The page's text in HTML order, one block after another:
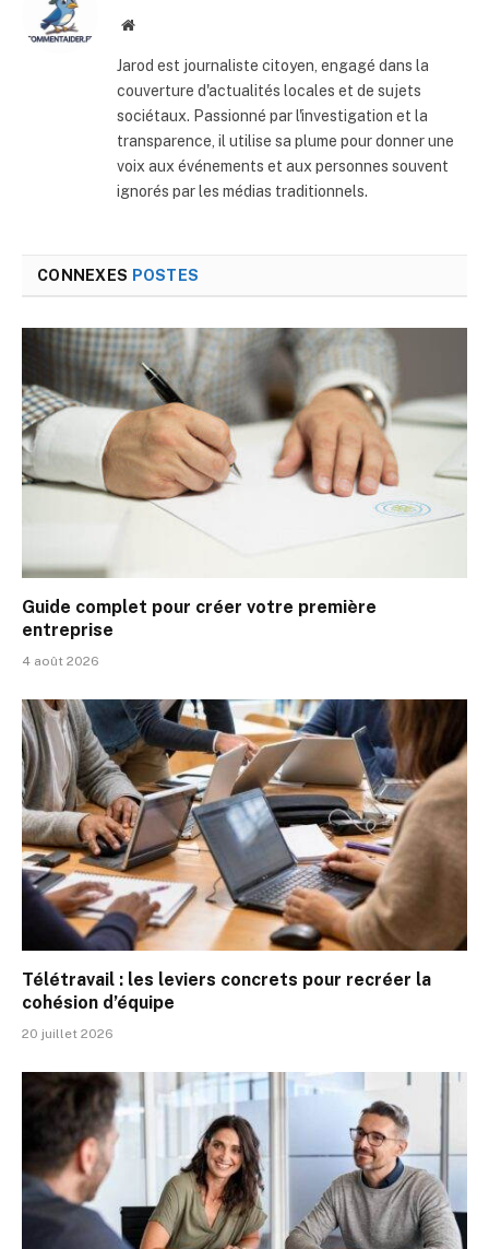
Site
Jarod est journaliste citoyen, engagé dans la
couverture d'actualités locales et de sujets
sociétaux. Passionné par l'investigation et la
transparence, il utilise sa plume pour donner une
voix aux événements et aux personnes souvent
ignorés par les médias traditionnels.
CONNEXES POSTES
Guide complet pour créer votre première
entreprise
4 août 2026
Télétravail : les leviers concrets pour recréer la
cohésion d’équipe
20 juillet 2026